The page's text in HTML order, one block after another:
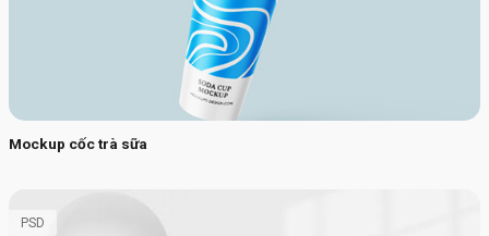
Mockup cốc trà sữa
PSD